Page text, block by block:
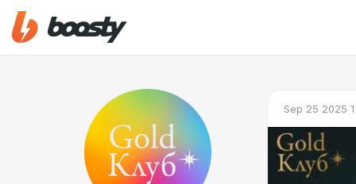
Sep 25 2025